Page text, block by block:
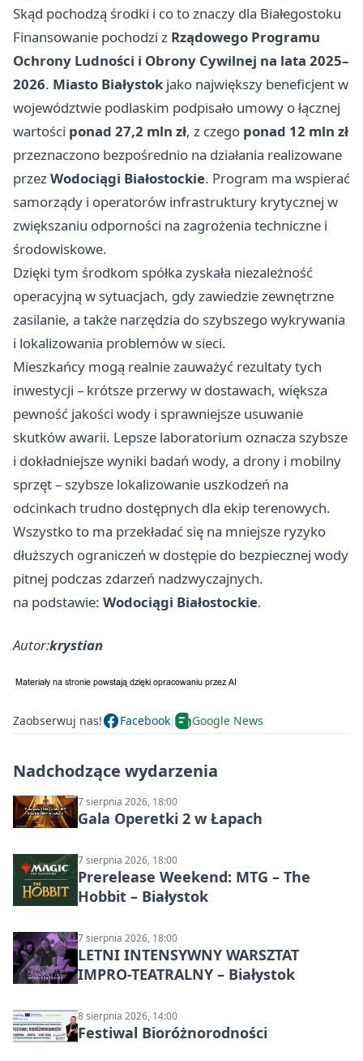
Skąd pochodzą środki i co to znaczy dla Białegostoku
Finansowanie pochodzi z Rządowego Programu
Ochrony Ludności i Obrony Cywilnej na lata 2025–
2026. Miasto Białystok jako największy beneficjent w
województwie podlaskim podpisało umowy o łącznej
wartości ponad 27,2 mln zł, z czego ponad 12 mln zł
przeznaczono bezpośrednio na działania realizowane
przezWodociągi Białostockie. Program ma wspierać
samorządy i operatorów infrastruktury krytycznej w
zwiększaniu odporności na zagrożenia techniczne i
środowiskowe.
Dzięki tym środkom spółka zyskała niezależność
operacyjną w sytuacjach, gdy zawiedzie zewnętrzne
zasilanie, a także narzędzia do szybszego wykrywania
i lokalizowania problemów w sieci.
Mieszkańcy mogą realnie zauważyć rezultaty tych
inwestycji – krótsze przerwy w dostawach, większa
pewność jakości wody i sprawniejsze usuwanie
skutków awarii. Lepsze laboratorium oznacza szybsze
i dokładniejsze wyniki badań wody, a drony i mobilny
sprzęt – szybsze lokalizowanie uszkodzeń na
odcinkach trudno dostępnych dla ekip terenowych.
Wszystko to ma przekładać się na mniejsze ryzyko
dłuższych ograniczeń w dostępie do bezpiecznej wody
pitnej podczas zdarzeń nadzwyczajnych.
na podstawie: Wodociągi Białostockie.
Autor:krystian
Zaobserwuj nas! Facebook Google News
Nadchodzące wydarzenia
7 sierpnia 2026, 18:00
Gala Operetki 2 w Łapach
7 sierpnia 2026, 18:00
Prerelease Weekend: MTG – The
Hobbit – Białystok
7 sierpnia 2026, 18:00
LETNI INTENSYWNY WARSZTAT
IMPRO-TEATRALNY – Białystok
8 sierpnia 2026, 14:00
Festiwal Bioróżnorodności